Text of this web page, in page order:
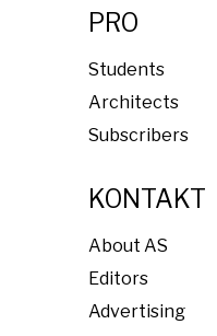
PRO
Students
Architects
Subscribers
KONTAKT
About AS
Editors
Advertising